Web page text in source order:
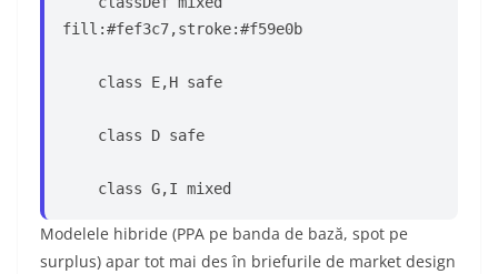
fill:#fef3c7,stroke:#f59e0b
    class E,H safe
    class D safe
    class G,I mixed
Modelele hibride (PPA pe banda de bază, spot pe
surplus) apar tot mai des în briefurile de market design